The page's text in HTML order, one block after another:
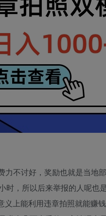
不讨好，奖励也就是当地
，所以后来举报的人呢也
上能利用违章拍照就能赚